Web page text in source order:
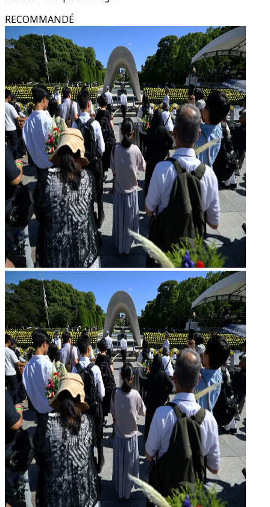
RECOMMANDÉ